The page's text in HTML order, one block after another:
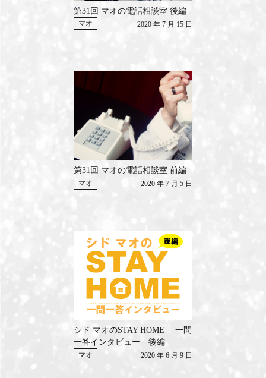
日本語
第31回 マオの電話相談室 後編
マオ
2020 年 7 月 15 日
第31回 マオの電話相談室 前編
マオ
2020 年 7 月 5 日
シド マオのSTAY HOME 一問
一答インタビュー 後編
マオ
2020 年 6 月 9 日